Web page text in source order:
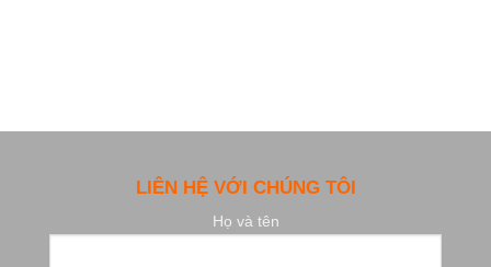
LIÊN HỆ VỚI CHÚNG TÔI
Họ và tên